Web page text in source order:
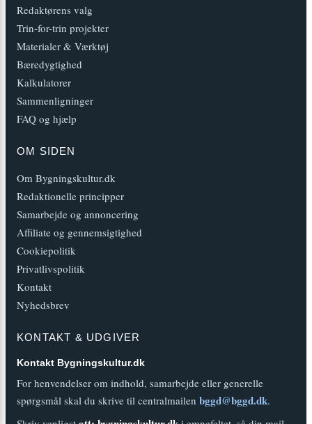
Redaktørens valg
Trin-for-trin projekter
Materialer & Værktøj
Bæredygtighed
Kalkulatorer
Sammenligninger
FAQ og hjælp
OM SIDEN
Om Bygningskultur.dk
Redaktionelle principper
Samarbejde og annoncering
Affiliate og gennemsigtighed
Cookiepolitik
Privatlivspolitik
Kontakt
Nyhedsbrev
KONTAKT & UDGIVER
Kontakt Bygningskultur.dk
For henvendelser om indhold, samarbejde eller generelle
spørgsmål skal du skrive til centralmailen bggd@bggd.dk.